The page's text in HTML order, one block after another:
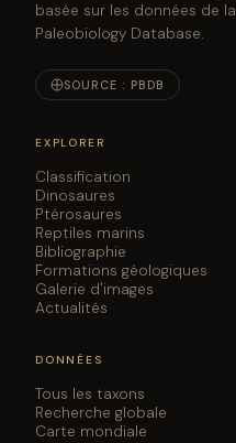
basée sur les données de la
Paleobiology Database.
SOURCE : PBDB
EXPLORER
Classification
Dinosaures
Ptérosaures
Reptiles marins
Bibliographie
Formations géologiques
Galerie d'images
Actualités
DONNÉES
Tous les taxons
Recherche globale
Carte mondiale